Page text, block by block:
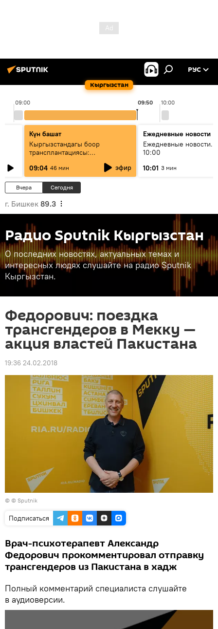
Кыргызстан
РУС
09:00 10:00
09:50
Күн башат
Кыргызстандагы боор
трансплантациясы:
жетишкендиктер жана өнүгүү
келечеги
09:04 46 мин эфир
Ежедневные новости
Ежедневные новости.
10:00
10:01 3 мин
Вчера Сегодня
г. Бишкек 89.3
Радио Sputnik Кыргызстан
О последних новостях, актуальных темах и
интересных людях слушайте на радио Sputnik
Кыргызстан.
Федорович: поездка
трансгендеров в Мекку —
акция властей Пакистана
19:36 24.02.2018
© © Sputnik
Подписаться
Врач-психотерапевт Александр
Федорович прокомментировал отправку
трансгендеров из Пакистана в хадж
Полный комментарий специалиста слушайте
в аудиоверсии.